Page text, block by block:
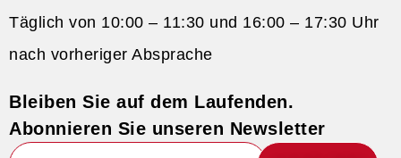
Täglich von 10:00 – 11:30 und 16:00 – 17:30 Uhr
nach vorheriger Absprache
Bleiben Sie auf dem Laufenden.
Abonnieren Sie unseren Newsletter